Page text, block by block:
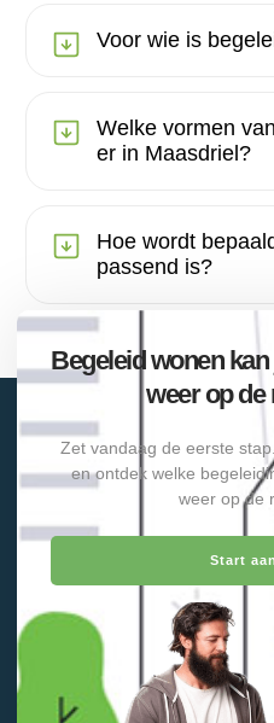
Voor wie is
Welke vormen
er in Maasdriel?
Hoe wordt
passend is?
Begeleid wonen
weer op de
Zet vandaag de eerste
en ontdek welke
weer op de
Start